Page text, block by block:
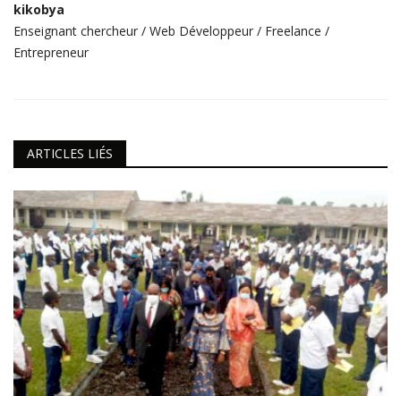
kikobya
Enseignant chercheur / Web Développeur / Freelance /
Entrepreneur
ARTICLES LIÉS